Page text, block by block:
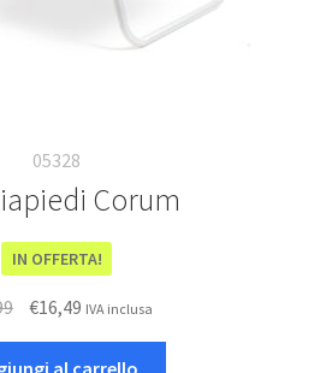
05328
Corum
IN OFFERTA!
prezzo
originale
€16,49Il
prezzo
attuale
IVA inclusa
al carrello